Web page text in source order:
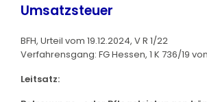
Umsatzsteuer
BFH, Urteil vom 19.12.2024, V R 1/22
Verfahrensgang: FG Hessen, 1 K 736/19
Leitsatz: